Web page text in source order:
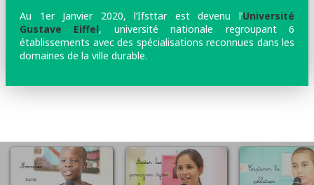
Au 1er Janvier 2020, l’Ifsttar est devenu l’Université
Gustave Eiffel, université nationale regroupant 6
établissements avec des spécialisations reconnues dans les
domaines de la ville durable.